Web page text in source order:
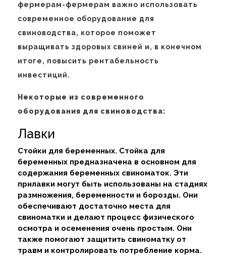
фермерам-фермерам важно использовать
современное оборудование для
свиноводства, которое поможет
выращивать здоровых свиней и, в конечном
итоге, повысить рентабельность
инвестиций.
Некоторые из современного
оборудования для свиноводства:
Лавки
Стойки для беременных. Стойка для
беременных предназначена в основном для
содержания беременных свиноматок. Эти
прилавки могут быть использованы на стадиях
размножения, беременности и борозды. Они
обеспечивают достаточно места для
свиноматки и делают процесс физического
осмотра и осеменения очень простым. Они
также помогают защитить свиноматку от
травм и контролировать потребление корма.